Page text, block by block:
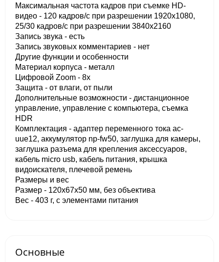
Максимальная частота кадров при съемке HD-
видео - 120 кадров/с при разрешении 1920x1080,
25/30 кадров/с при разрешении 3840x2160
Запись звука - есть
Запись звуковых комментариев - нет
Другие функции и особенности
Материал корпуса - металл
Цифровой Zoom - 8x
Защита - от влаги, от пыли
Дополнительные возможности - дистанционное
управление, управление с компьютера, cъемка
HDR
Комплектация - адаптер переменного тока ac-
uue12, аккумулятор np-fw50, заглушка для камеры,
заглушка разъема для крепления аксессуаров,
кабель micro usb, кабель питания, крышка
видоискателя, плечевой ремень
Размеры и вес
Размер - 120x67x50 мм, без объектива
Вес - 403 г, с элементами питания
Основные